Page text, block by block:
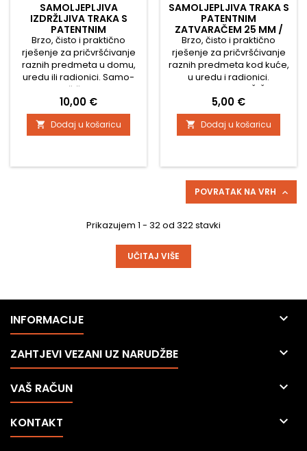
SAMOLJEPLJIVA
IZDRŽLJIVA TRAKA S
PATENTNIM
ZATVARAČEM 50 MM /
BIJELA
Brzo, čisto i praktično
rješenje za pričvršćivanje
raznih predmeta u domu,
uredu ili radionici. Samo-
ljepljiva čičak traka u
univerzalnoj bijeloj boji
omogućuje pouzdano i
višekratno spajanje bez
alata ili oštećivanja
proizvoda: ✅ Jako
Cijena
10,00 €
 Dodaj u košaricu
SAMOLJEPLJIVA TRAKA S
PATENTNIM
ZATVARAČEM 25 MM /
CRNA
Brzo, čisto i praktično
rješenje za pričvršćivanje
raznih predmeta kod kuće,
u uredu i radionici.
SAMOLJEPLJIVA ČIČAK
TRAKA u univerzalnoj crnoj
boji pruža pouzdano i
višekratno spajanje bez
potrebe za alatom ili
Glavne prednosti
samoljepljivo ljepilo –
čvrsto prianja na plastične,
drvene...
Cijena
5,00 €
 Dodaj u košaricu
POVRATAK NA VRH 
Prikazujem 1 - 32 od 322 stavki
UČITAJ VIŠE
INFORMACIJE 
ZAHTJEVI VEZANI UZ NARUDŽBE 
VAŠ RAČUN 
KONTAKT 